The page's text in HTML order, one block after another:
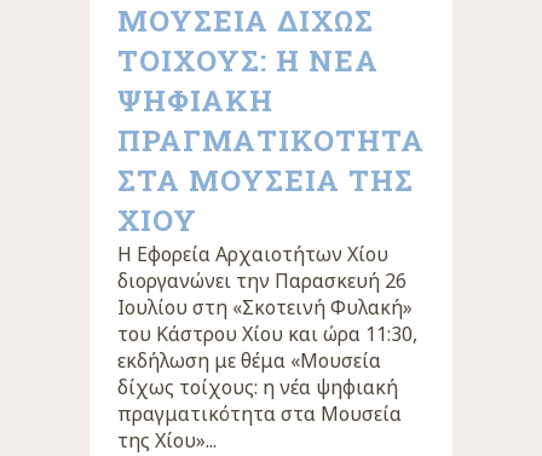
ΜΟΥΣΕΙΑ ΔΙΧΩΣ
ΤΟΙΧΟΥΣ: Η ΝΕΑ
ΨΗΦΙΑΚΗ
ΠΡΑΓΜΑΤΙΚΟΤΗΤΑ
ΣΤΑ ΜΟΥΣΕΙΑ ΤΗΣ
ΧΙΟΥ
Η Εφορεία Αρχαιοτήτων Χίου
διοργανώνει την Παρασκευή 26
Ιουλίου στη «Σκοτεινή Φυλακή»
του Κάστρου Χίου και ώρα 11:30,
εκδήλωση με θέμα «Μουσεία
δίχως τοίχους: η νέα ψηφιακή
πραγματικότητα στα Μουσεία
της Χίου»...